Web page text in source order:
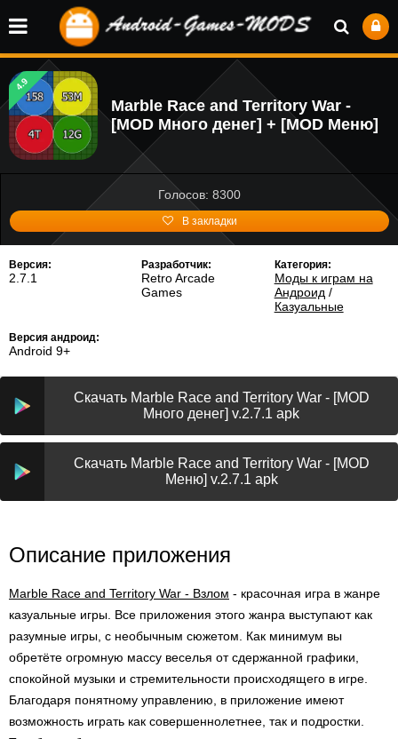
4.9
Marble Race and Territory War -
[MOD Много денег] + [MOD Меню]
Голосов: 8300
В закладки
Версия:
2.7.1
Разработчик:
Retro Arcade
Games
Категория:
Моды к играм на
Андроид /
Казуальные
Версия андроид:
Android 9+
Скачать Marble Race and Territory War - [MOD
Много денег] v.2.7.1 apk
Скачать Marble Race and Territory War - [MOD
Меню] v.2.7.1 apk
Описание приложения
Marble Race and Territory War - Взлом - красочная игра в жанре
казуальные игры. Все приложения этого жанра выступают как
разумные игры, с необычным сюжетом. Как минимум вы
обретёте огромную массу веселья от сдержанной графики,
спокойной музыки и стремительности происходящего в игре.
Благодаря понятному управлению, в приложение имеют
возможность играть как совершеннолетнее, так и подростки.